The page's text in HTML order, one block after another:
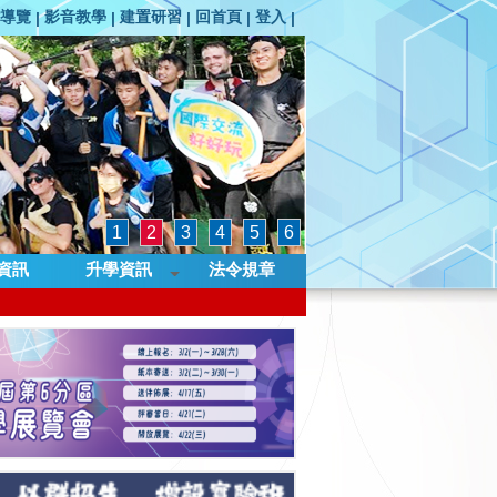
覽 |影音教學 |建置研習 | 回首頁 | 登入|
1 2 3 4 5
6
訊
升學資訊 法令規章